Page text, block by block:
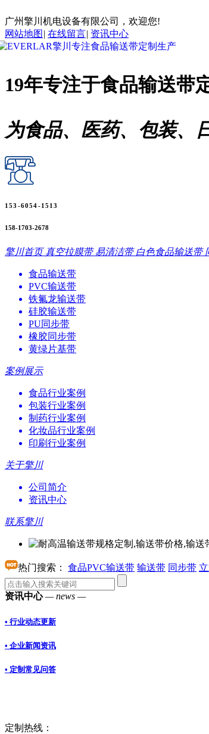
广州擎川机电设备有限公司，欢迎您!
网站地图 | 在线留言| 资讯中心
19年专注于食品输送带
为食品、医药、包装、
153-6054-1513
158-1703-2678
擎川首页 真空拉膜带 易清洁带 白色食品输送带
食品输送带
PVC输送带
铁氟龙输送带
硅胶输送带
PU同步带
橡胶同步带
黄绿片基带
案例展示
食品行业案例
包装行业案例
制药行业案例
化妆品行业案例
印刷行业案例
关于擎川
公司简介
资讯中心
联系擎川
热门搜索： 食品PVC输送带 输送带 同步带
资讯中心— news —
• 行业动态更新
• 企业新闻资讯
• 定制常见问答
定制热线：